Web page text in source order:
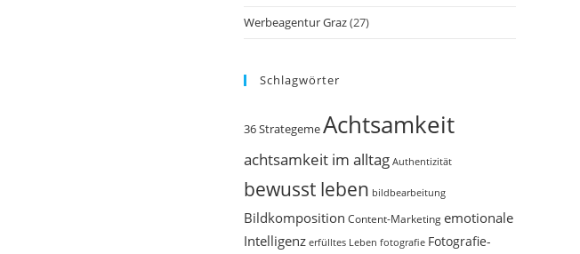
Werbeagentur Graz(27)
Schlagwörter
36 StrategemeAchtsamkeit
achtsamkeit im alltag Authentizität
bewusst leben bildbearbeitung
Bildkomposition Content-Marketingemotionale
Intelligenz erfülltes Leben fotografie Fotografie-